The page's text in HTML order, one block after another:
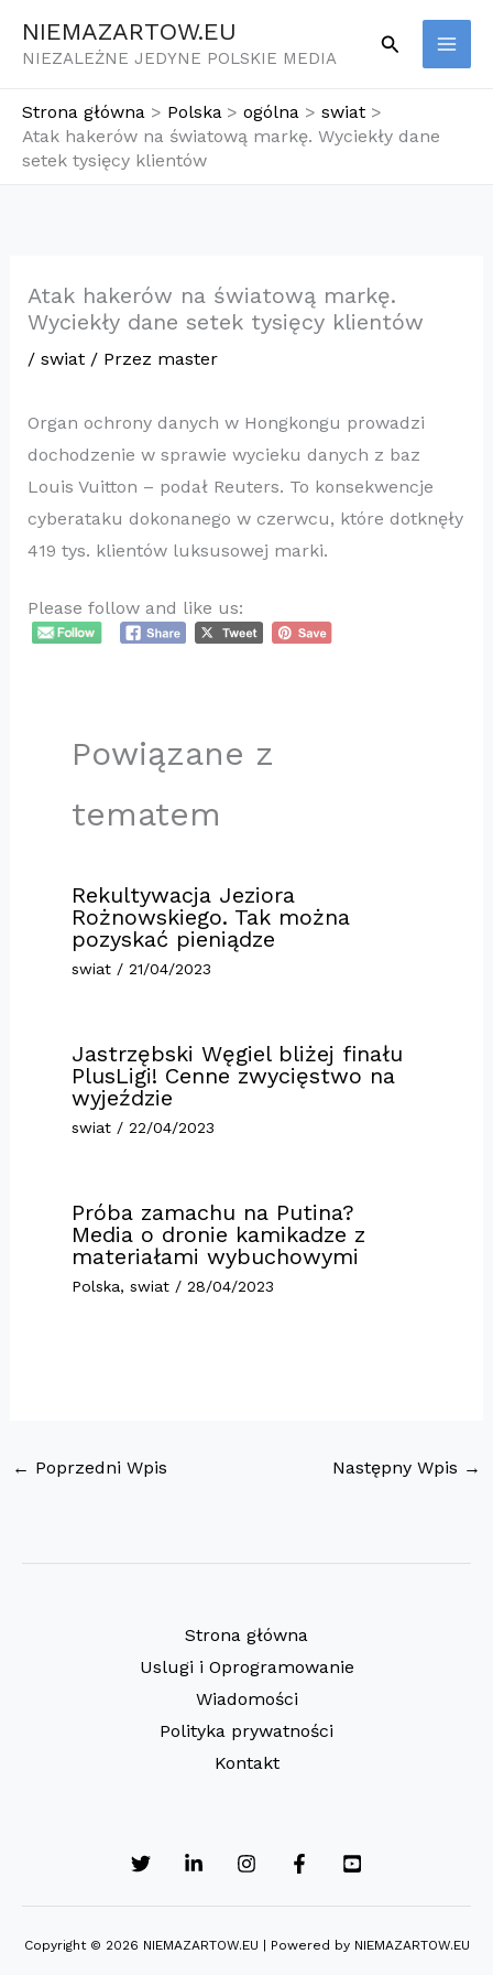
NIEMAZARTOW.EU
NIEZALEŻNE JEDYNE POLSKIE MEDIA
Szukaj
Strona główna Polska ogólna
swiat
Atak hakerów na światową markę. Wyciekły dane
setek tysięcy klientów
Atak hakerów na światową markę.
Wyciekły dane setek tysięcy klientów
/ swiat/ Przez master
Organ ochrony danych w Hongkongu prowadzi
dochodzenie w sprawie wycieku danych z baz
Louis Vuitton – podał Reuters. To konsekwencje
cyberataku dokonanego w czerwcu, które dotknęły
419 tys. klientów luksusowej marki.
Please follow and like us:
Powiązane z
tematem
Rekultywacja Jeziora
Rożnowskiego. Tak można
pozyskać pieniądze
swiat/ 21/04/2023
Jastrzębski Węgiel bliżej finału
PlusLigi! Cenne zwycięstwo na
wyjeździe
swiat/ 22/04/2023
Próba zamachu na Putina?
Media o dronie kamikadze z
materiałami wybuchowymi
Polska, swiat/ 28/04/2023
← Poprzedni Wpis Następny Wpis →
Strona główna
Uslugi i Oprogramowanie
Wiadomości
Polityka prywatności
Kontakt
Copyright © 2026 NIEMAZARTOW.EU | Powered by NIEMAZARTOW.EU